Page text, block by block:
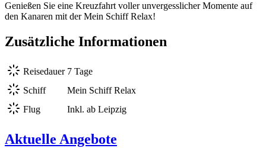
Genießen Sie eine Kreuzfahrt voller unvergesslicher Momente auf
den Kanaren mit der Mein Schiff Relax!
Zusätzliche Informationen
Reisedauer 7 Tage
Schiff
Mein Schiff Relax
Flug
Inkl. ab Leipzig
Aktuelle Angebote